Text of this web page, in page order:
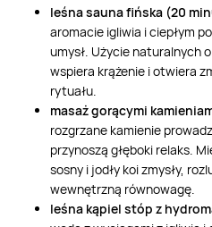
leśna sauna fińska (20
aromacie igliwia i ciepłym
umysł. Użycie naturalnych
wspiera krążenie i otwiera
rytuału.
masaż gorącymi
rozgrzane kamienie
przynoszą głęboki relaks.
sosny i jodły koi zmysły,
wewnętrzną równowagę.
leśna kąpiel stóp z